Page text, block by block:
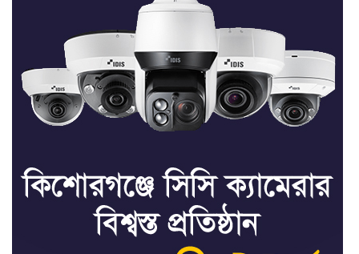
মৃত্যুদণ্ড বাদ না দেওয়ায়
প্রত্যক্ষদর্শীদের তথ্য দেয়নি
জাতিসংঘ: ট্রাইব্যুনালকে
প্রসিকিউটর
তাড়াইলে রাউতি মানবসেবা
ফাউন্ডেশনের আয়োজনে কাফন-
৪ বিভাগে অতি ভারি বৃষ্টির
সতর্কবার্তা